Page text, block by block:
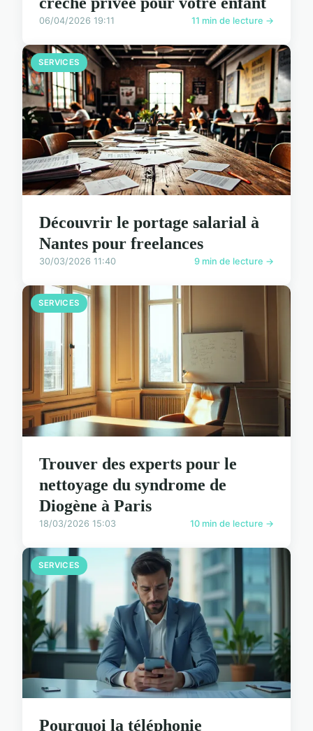
06/04/2026 19:11 11 min de lecture →
SERVICES
Découvrir le portage salarial à
Nantes pour freelances
30/03/2026 11:40 9 min de lecture →
SERVICES
Trouver des experts pour le
nettoyage du syndrome de
Diogène à Paris
18/03/2026 15:03 10 min de lecture →
SERVICES
Pourquoi la téléphonie